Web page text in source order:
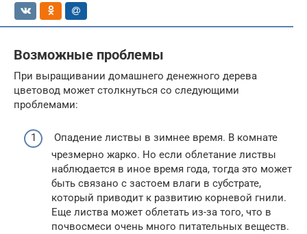
Возможные проблемы
При выращивании домашнего денежного дерева
цветовод может столкнуться со следующими
проблемами:
Опадение листвы в зимнее время. В комнате
чрезмерно жарко. Но если облетание листвы
наблюдается в иное время года, тогда это может
быть связано с застоем влаги в субстрате,
который приводит к развитию корневой гнили.
Еще листва может облетать из-за того, что в
почвосмеси очень много питательных веществ.